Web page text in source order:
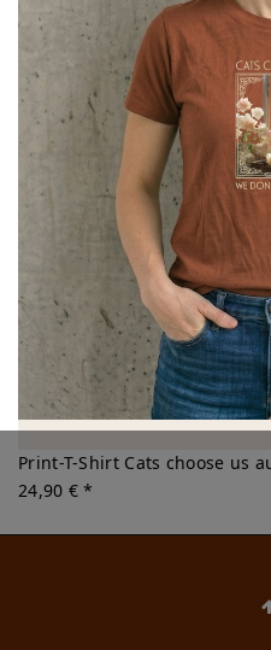
Print-T-Shirt Cats choose us
24,90 € *